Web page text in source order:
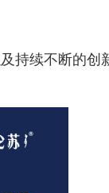
持续不断的创